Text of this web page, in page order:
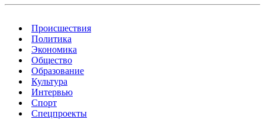
Происшествия
Политика
Экономика
Общество
Образование
Культура
Интервью
Спорт
Спецпроекты